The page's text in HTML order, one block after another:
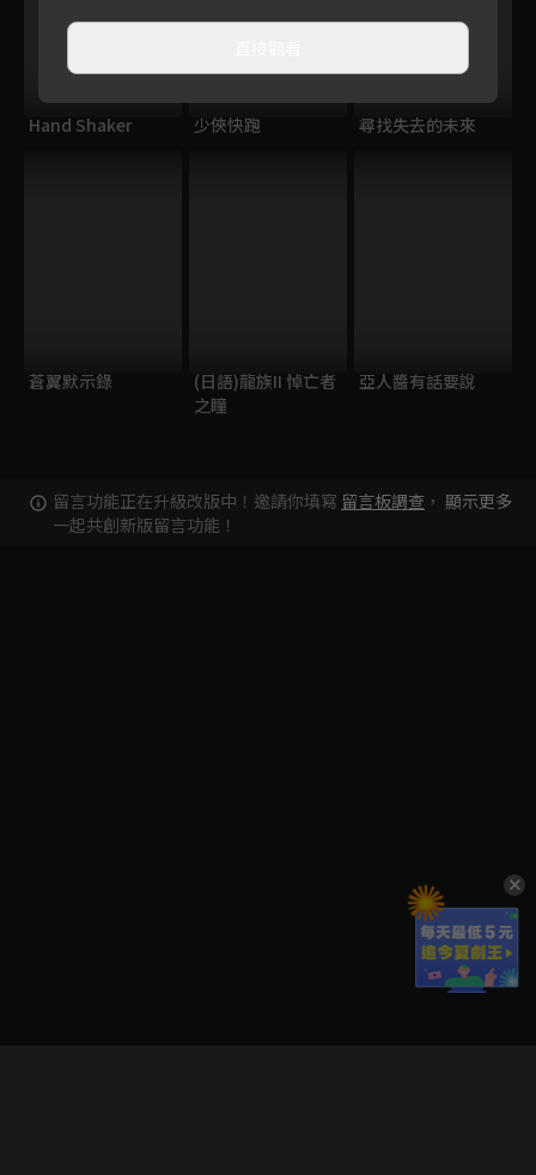
Hand Shaker 少俠快跑 尋找失去的未來
蒼翼默示錄
(日語)龍族II 悼亡者
之瞳
亞人醬有話要說
留言功能正在升級改版中！邀請你填寫 留言板調查 ，
一起共創新版留言功能！
顯示更多